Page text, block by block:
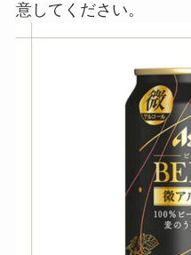
意してください。